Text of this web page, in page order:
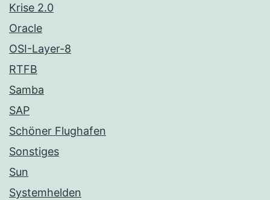
Krise 2.0
Oracle
OSI-Layer-8
RTFB
Samba
SAP
Schöner Flughafen
Sonstiges
Sun
Systemhelden